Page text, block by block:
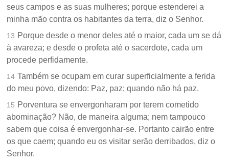
seus campos e as suas mulheres; porque estenderei a
minha mão contra os habitantes da terra, diz o Senhor.
13 Porque desde o menor deles até o maior, cada um se dá
à avareza; e desde o profeta até o sacerdote, cada um
procede perfidamente.
14 Também se ocupam em curar superficialmente a ferida
do meu povo, dizendo: Paz, paz; quando não há paz.
15 Porventura se envergonharam por terem cometido
abominação? Não, de maneira alguma; nem tampouco
sabem que coisa é envergonhar-se. Portanto cairão entre
os que caem; quando eu os visitar serão derribados, diz o
Senhor.